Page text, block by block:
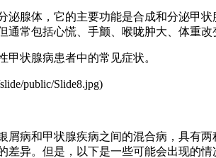
腺体，它的主要功能是合成和分泌甲
常包括心慌、手颤、喉咙肿大、体重改
状腺病患者中的常见症状。
public/Slide8.jpg)
病和甲状腺疾病之间的混合病，具有
异。但是，以下是一些可能会出现的情